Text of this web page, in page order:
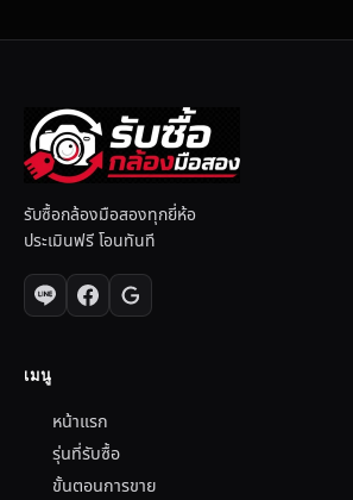
รับซื้อกล้องมือสองทุกยี่ห้อ
ประเมินฟรี โอนทันที
เมนู
หน้าแรก
รุ่นที่รับซื้อ
ขั้นตอนการขาย